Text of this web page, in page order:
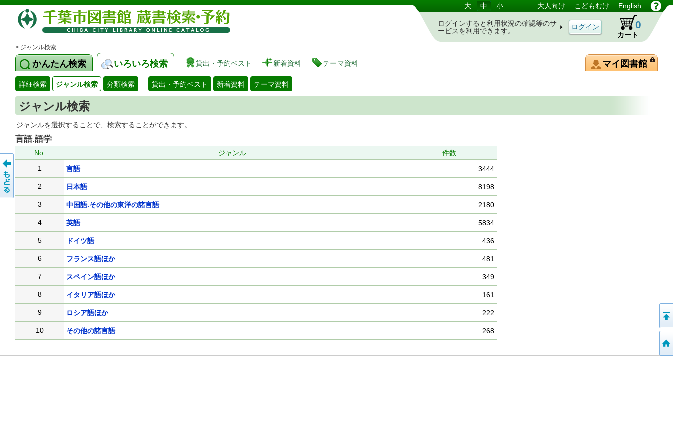
図書館 蔵書検索・予約システム 大 中 小 大人向け こどもむけ English
ログインすると利用状況の確認等のサ
ービスを利用できます。
カート
0
> ジャンル検索
かんたん検索 いろいろ検索 貸出・予約ベスト 新着資料 テーマ資料 マイ図書館
詳細検索 ジャンル検索 分類検索 貸出・予約ベスト 新着資料 テーマ資料
ジャンル検索
ジャンルを選択することで、検索することができます。
言語.語学
No. ジャンル
件数
1
言語 3444
2 日本語 8198
3 中国語.その他の東洋の諸言語 2180
4 英語 5834
5 ドイツ語 436
6 フランス語ほか 481
7 スペイン語ほか 349
8 イタリア語ほか 161
9 ロシア語ほか 222
10 その他の諸言語 268